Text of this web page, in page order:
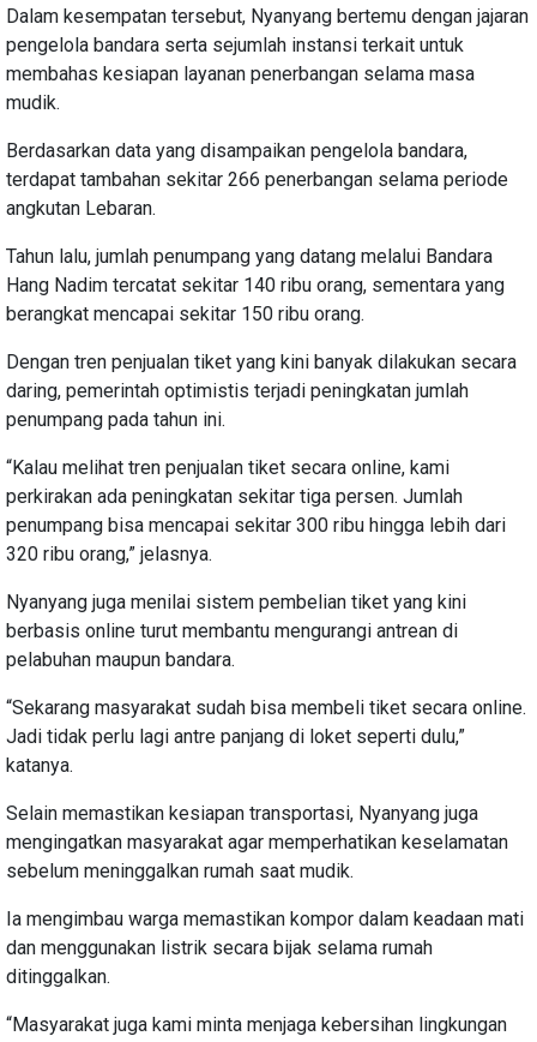
Dalam kesempatan tersebut, Nyanyang bertemu dengan jajaran
pengelola bandara serta sejumlah instansi terkait untuk
membahas kesiapan layanan penerbangan selama masa
mudik.
Berdasarkan data yang disampaikan pengelola bandara,
terdapat tambahan sekitar 266 penerbangan selama periode
angkutan Lebaran.
Tahun lalu, jumlah penumpang yang datang melalui Bandara
Hang Nadim tercatat sekitar 140 ribu orang, sementara yang
berangkat mencapai sekitar 150 ribu orang.
Dengan tren penjualan tiket yang kini banyak dilakukan secara
daring, pemerintah optimistis terjadi peningkatan jumlah
penumpang pada tahun ini.
“Kalau melihat tren penjualan tiket secara online, kami
perkirakan ada peningkatan sekitar tiga persen. Jumlah
penumpang bisa mencapai sekitar 300 ribu hingga lebih dari
320 ribu orang,” jelasnya.
Nyanyang juga menilai sistem pembelian tiket yang kini
berbasis online turut membantu mengurangi antrean di
pelabuhan maupun bandara.
“Sekarang masyarakat sudah bisa membeli tiket secara online.
Jadi tidak perlu lagi antre panjang di loket seperti dulu,”
katanya.
Selain memastikan kesiapan transportasi, Nyanyang juga
mengingatkan masyarakat agar memperhatikan keselamatan
sebelum meninggalkan rumah saat mudik.
Ia mengimbau warga memastikan kompor dalam keadaan mati
dan menggunakan listrik secara bijak selama rumah
ditinggalkan.
“Masyarakat juga kami minta menjaga kebersihan lingkungan